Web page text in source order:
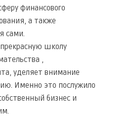
финансового
а также
сами.
школу
,
уделяет внимание
Именно это послужило
бизнес и